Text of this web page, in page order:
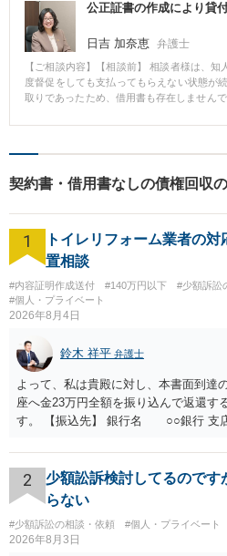
公正証書の作成により貸
日吉 加奈恵 弁護士
【ご相談内容】【相談前】 相談者様は、
度督促をしても支払ってもらえない状態が
取りであったため、借用書も存在しません
作成した。 しかし、公正証書作成後も、支
が乏しく、貸付の事実が認められない場合
ない事例では、まずは相手との間で借用書
るというメリットがあります。
契約書・借用書なしの債権回収
1
トイレリフォーム業者の
置相談
#内容証明作成送付 #140万円以下 #少額訴訟
#個人・プライベート
2026年8月4日
鈴木 祥平 弁護士
よって、私は貴殿に対し、本書面到達
座へ金23万円全額を振り込んで返還す
す。 【振込先】 銀行名 ○○銀行
されない場合には、貴殿には任意に返
し、やむを得ず、返還金23万円及び
を求める民事訴訟、支払督促その他必
す。 その際には、訴訟に要する費用そ
いても併せて請求する予定ですので、
は、貴殿自らが契約を解約したことに
2
少額訟訴検討してるのです
らない
#少額訴訟の相談・依頼 #個人・プライベート
2026年8月3日